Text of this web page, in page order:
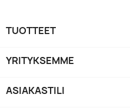
TUOTTEET
YRITYKSEMME
ASIAKASTILI